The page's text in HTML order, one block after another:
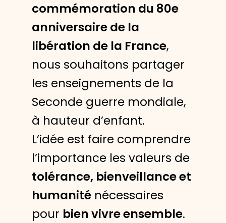
commémoration du 80e
anniversaire de la
libération de la France,
nous souhaitons partager
les enseignements de la
Seconde guerre mondiale,
à hauteur d’enfant.
L’idée est faire comprendre
l’importance les valeurs de
tolérance, bienveillance et
humanité nécessaires
pour bien vivre ensemble.